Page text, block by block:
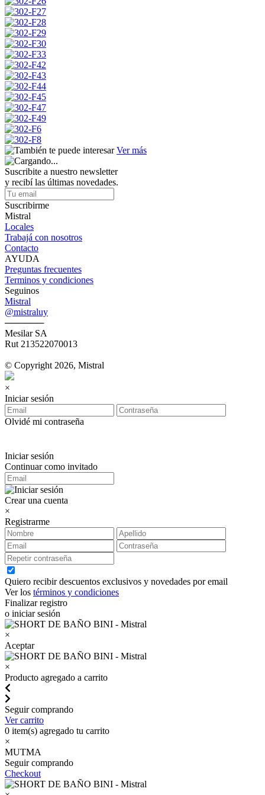
Ver más
Suscribite a nuestro newsletter
y recibí las últimas novedades.
Suscribirme
Mistral
Locales
Trabajá con nosotros
Contacto
AYUDA
Preguntas frecuentes
Terminos y condiciones
Seguinos
Mistral
@mistraluy
──────
Mesilar SA
Rut 213522070013
© Copyright 2026, Mistral
×
Iniciar sesión
Olvidé mi contraseña
Iniciar sesión
Continuar como invitado
Crear una cuenta
×
Registrarme
Quiero recibir descuentos exclusivos y novedades por email
Ver los términos y condiciones
Finalizar registro
o iniciar sesión
×
Aceptar
×
Producto agregado a carrito
Seguir comprando
Ver carrito
0 item(s) agregado tu carrito
×
MUTMA
Seguir comprando
Checkout